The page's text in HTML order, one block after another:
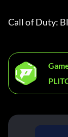
Call of Duty: